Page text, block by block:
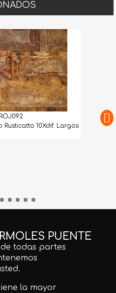
Rusticatto 10Xdif. Largos
PUENTE
todas partes
la mayor